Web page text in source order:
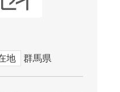
地 群馬県